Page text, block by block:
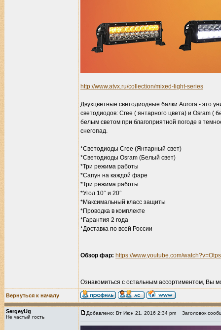
http://www.atvx.ru/collection/mixed-light-series
Двухцветные светодиодные балки Aurora - это
светодиодов: Cree ( янтарного цвета) и Osram (
белым светом при благоприятной погоде в
снегопад.
*Светодиоды Cree (Янтарный свет)
*Светодиоды Osram (Белый свет)
*Три режима работы
*Сапун на каждой фаре
*Три режима работы
*Угол 10° и 20°
*Максимальный класс защиты
*Проводка в комплекте
*Гарантия 2 года
*Доставка по всей России
Обзор фар: https://www.youtube.com/
Ознакомиться с остальным ассортиментом, Вы
Вернуться к началу
SergeyUg
Не частый гость
Добавлено: Вт Июн 21, 2016 2:34 pm Заголовок